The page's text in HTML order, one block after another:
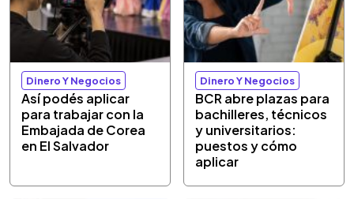
Dinero Y Negocios
Así podés aplicar
para trabajar con la
Embajada de Corea
en El Salvador
Dinero Y Negocios
BCR abre plazas para
bachilleres, técnicos
y universitarios:
puestos y cómo
aplicar